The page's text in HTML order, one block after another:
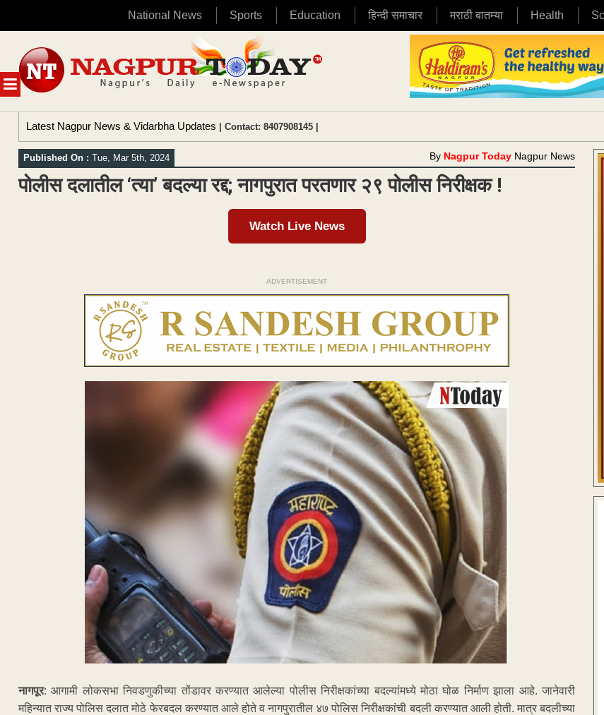
National News Sports Education हिन्दी समाचार मराठी बातम्या Health
MENU
content
Latest Nagpur News & Vidarbha Updates | Contact: 8407908145 |
Published On : Tue, Mar 5th, 2024 By Nagpur Today Nagpur News
पोलीस दलातील ‘त्या’ बदल्या रद्द; नागपुरात परतणार २९ पोलीस निरीक्षक !
Watch Live News
ADVERTISEMENT
नागपूर: आगामी लोकसभा निवडणुकीच्या तोंडावर करण्यात आलेल्या पोलीस निरीक्षकांच्या बदल्यांमध्ये मोठा घोळ निर्माण झाला आहे. जानेवारी
महिन्यात राज्य पोलिस दलात मोठे फेरबदल करण्यात आले होते व नागपुरातील ४७ पोलिस निरीक्षकांची बदली करण्यात आली होती. मात्र बदलीच्या